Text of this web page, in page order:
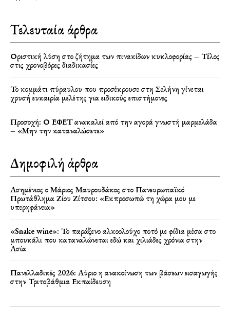
Τελευταία άρθρα
Οριστική λύση στο ζήτημα των πινακίδων κυκλοφορίας – Τέλος
στις χρονοβόρες διαδικασίες
Το κομμάτι πύραυλου που προσέκρουσε στη Σελήνη γίνεται
χρυσή ευκαιρία μελέτης για ειδικούς επιστήμονες
Προσοχή: Ο ΕΦΕΤ ανακαλεί από την αγορά γνωστή μαρμελάδα
– «Μην την καταναλώσετε»
Δημοφιλή άρθρα
Ασημένιος ο Μάριος Μαυρουδάκος στο Πανευρωπαϊκό
Πρωτάθλημα Ζίου Ζίτσου: «Εκπροσωπώ τη χώρα μου με
υπερηφάνεια»
«Snake wine»: Το παράξενο αλκοολούχο ποτό με φίδια μέσα στο
μπουκάλι που καταναλώνεται εδώ και χιλιάδες χρόνια στην
Ασία
Πανελλαδικές 2026: Αύριο η ανακοίνωση των βάσεων εισαγωγής
στην Τριτοβάθμια Εκπαίδευση